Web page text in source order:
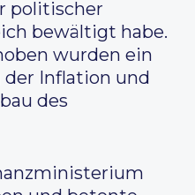
politischer
bewältigt habe.
wurden ein
Inflation und
des